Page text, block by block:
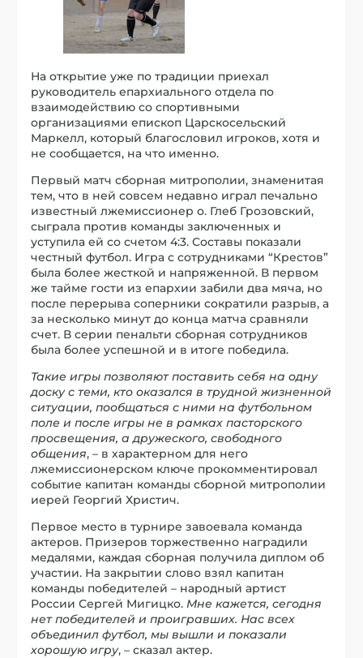
На открытие уже по традиции приехал
руководитель епархиального отдела по
взаимодействию со спортивными
организациями епископ Царскосельский
Маркелл, который благословил игроков, хотя и
не сообщается, на что именно.
Первый матч сборная митрополии, знаменитая
тем, что в ней совсем недавно играл печально
известный лжемиссионер о. Глеб Грозовский,
сыграла против команды заключенных и
уступила ей со счетом 4:3. Составы показали
честный футбол. Игра с сотрудниками “Крестов”
была более жесткой и напряженной. В первом
же тайме гости из епархии забили два мяча, но
после перерыва соперники сократили разрыв, а
за несколько минут до конца матча сравняли
счет. В серии пенальти сборная сотрудников
была более успешной и в итоге победила.
Такие игры позволяют поставить себя на одну
доску с теми, кто оказался в трудной жизненной
ситуации, пообщаться с ними на футбольном
поле и после игры не в рамках пасторского
просвещения, а дружеского, свободного
общения, – в характерном для него
лжемиссионерском ключе прокомментировал
событие капитан команды сборной митрополии
иерей Георгий Христич.
Первое место в турнире завоевала команда
актеров. Призеров торжественно наградили
медалями, каждая сборная получила диплом об
участии. На закрытии слово взял капитан
команды победителей – народный артист
России Сергей Мигицко. Мне кажется, сегодня
нет победителей и проигравших. Нас всех
объединил футбол, мы вышли и показали
хорошую игру, – сказал актер.